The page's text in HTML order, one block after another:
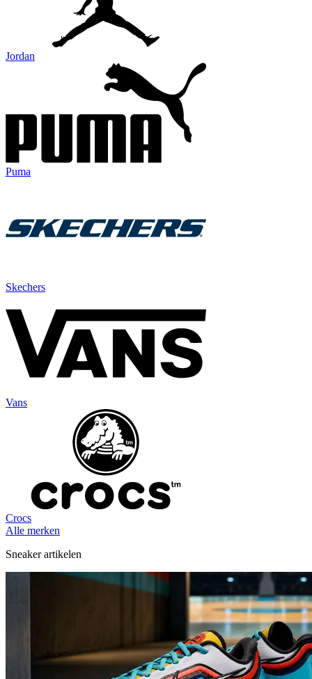
Jordan
Puma
Skechers
Vans
Crocs
Alle merken
Sneaker artikelen